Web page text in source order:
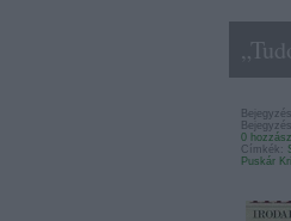
0
Címkék:
Puskár